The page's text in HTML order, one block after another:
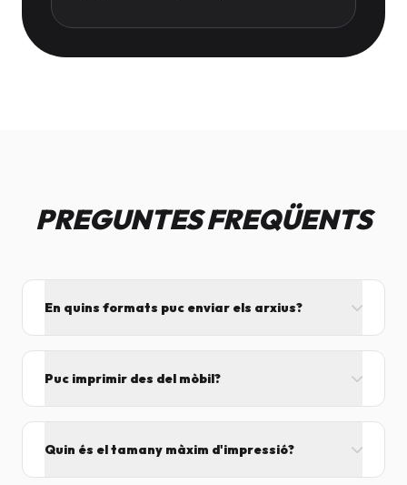
PREGUNTES FREQÜENTS
En quins formats puc enviar els arxius?
Word i Excel.
Puc imprimir des del mòbil?
Quin és el tamany màxim d'impressió?